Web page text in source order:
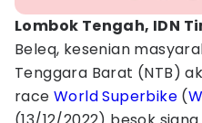
Lombok Tengah, IDN
Beleq, kesenian
Tenggara Barat (NTB)
race World Superbike (